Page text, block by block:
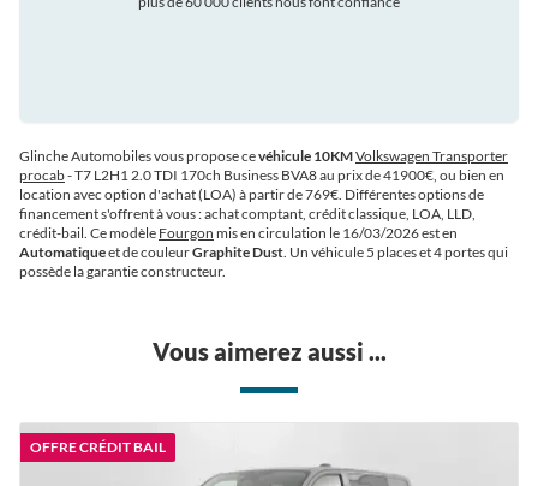
Glinche Automobiles vous propose cevéhicule 10KMVolkswagen Transporter
procab- T7 L2H1 2.0 TDI 170ch Business BVA8 au prix de 41900€, ou bien en
location avec option d'achat (LOA) à partir de 769€. Différentes options de
financement s'offrent à vous : achat comptant, crédit classique, LOA, LLD,
crédit-bail. Ce modèle Fourgon mis en circulation le 16/03/2026 est en
Automatiqueet de couleurGraphite Dust. Un véhicule 5 places et 4 portes qui
possède la garantie constructeur.
Vous aimerez aussi ...
OFFRE CRÉDIT BAIL